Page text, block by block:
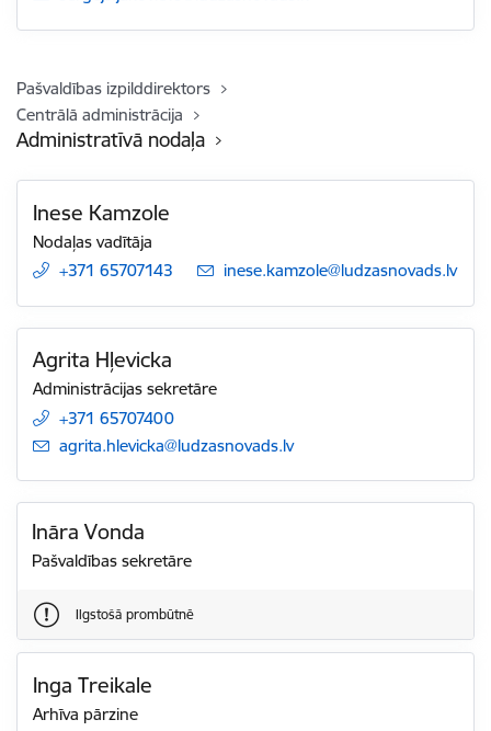
Pašvaldības izpilddirektors
Centrālā administrācija
Administratīvā nodaļa
Inese Kamzole
Nodaļas vadītāja
+371 65707143
E-pasts:
inese.kamzole@ludzasnovads.lv
Agrita Hļevicka
Administrācijas sekretāre
+371 65707400
E-pasts:
agrita.hlevicka@ludzasnovads.lv
Ināra Vonda
Pašvaldības sekretāre
Ilgstošā prombūtnē
Inga Treikale
Arhīva pārzine